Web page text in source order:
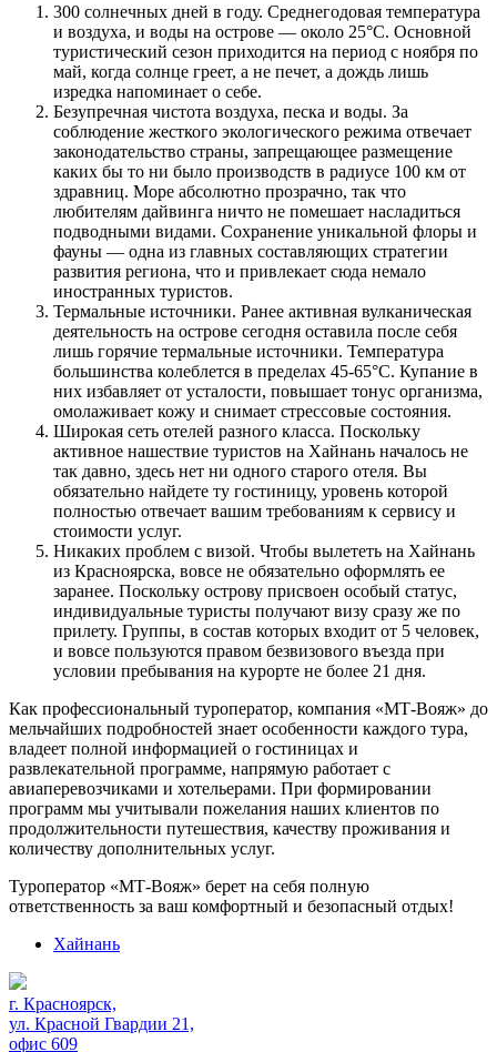
300 солнечных дней в году. Среднегодовая температура
и воздуха, и воды на острове — около 25°С. Основной
туристический сезон приходится на период с ноября по
май, когда солнце греет, а не печет, а дождь лишь
изредка напоминает о себе.
Безупречная чистота воздуха, песка и воды. За
соблюдение жесткого экологического режима отвечает
законодательство страны, запрещающее размещение
каких бы то ни было производств в радиусе 100 км от
здравниц. Море абсолютно прозрачно, так что
любителям дайвинга ничто не помешает насладиться
подводными видами. Сохранение уникальной флоры и
фауны — одна из главных составляющих стратегии
развития региона, что и привлекает сюда немало
иностранных туристов.
Термальные источники. Ранее активная вулканическая
деятельность на острове сегодня оставила после себя
лишь горячие термальные источники. Температура
большинства колеблется в пределах 45-65°С. Купание в
них избавляет от усталости, повышает тонус организма,
омолаживает кожу и снимает стрессовые состояния.
Широкая сеть отелей разного класса. Поскольку
активное нашествие туристов на Хайнань началось не
так давно, здесь нет ни одного старого отеля. Вы
обязательно найдете ту гостиницу, уровень которой
полностью отвечает вашим требованиям к сервису и
стоимости услуг.
Никаких проблем с визой. Чтобы вылететь на Хайнань
из Красноярска, вовсе не обязательно оформлять ее
заранее. Поскольку острову присвоен особый статус,
индивидуальные туристы получают визу сразу же по
прилету. Группы, в состав которых входит от 5 человек,
и вовсе пользуются правом безвизового въезда при
условии пребывания на курорте не более 21 дня.
Как профессиональный туроператор, компания «МТ-Вояж» до
мельчайших подробностей знает особенности каждого тура,
владеет полной информацией о гостиницах и
развлекательной программе, напрямую работает с
авиаперевозчиками и хотельерами. При формировании
программ мы учитывали пожелания наших клиентов по
продолжительности путешествия, качеству проживания и
количеству дополнительных услуг.
Туроператор «МТ-Вояж» берет на себя полную
ответственность за ваш комфортный и безопасный отдых!
Хайнань
г. Красноярск,
ул. Красной Гвардии 21,
офис 609